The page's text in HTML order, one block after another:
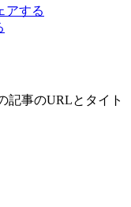
記事のURLとタイト